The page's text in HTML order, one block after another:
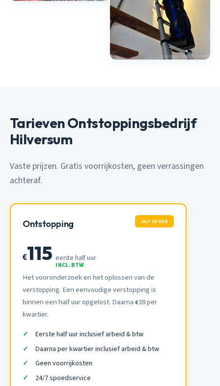
Tarieven Ontstoppingsbedrijf
Hilversum
Vaste prijzen. Gratis voorrijkosten, geen verrassingen
achteraf.
Ontstopping 24/7 SPOED
€115 eerste half uur
INCL. BTW
Het vooronderzoek en het oplossen van de
verstopping. Een eenvoudige verstopping is
binnen een half uur opgelost. Daarna €38 per
kwartier.
Eerste half uur inclusief arbeid & btw
Daarna per kwartier inclusief arbeid & btw
Geen voorrijkosten
24/7 spoedservice